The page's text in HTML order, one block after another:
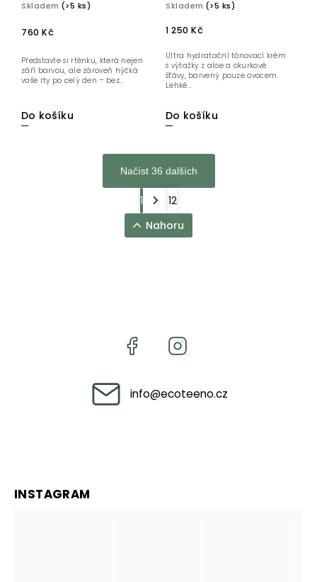
máslem Currant
Skladem (>5 ks)
760 Kč
Do košíku
Představte si rtěnku, která nejen
září barvou, ale zároveň hýčká
vaše rty po celý den – bez...
30 ml
Skladem (>5 ks)
1 250 Kč
Do košíku
Ultra hydratační tónovací krém
s výtažky z aloe a okurkové
šťávy, barvený pouze ovocem.
Lehké...
Načíst 36 dalších
1
12
Nahoru
info@ecoteeno.cz
INSTAGRAM